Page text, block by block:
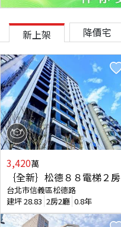
新上架 降價宅
3,420萬
｛全新｝松德８８電梯２房
台北市信義區松德路
建坪28.83 2房2廳 0.8年